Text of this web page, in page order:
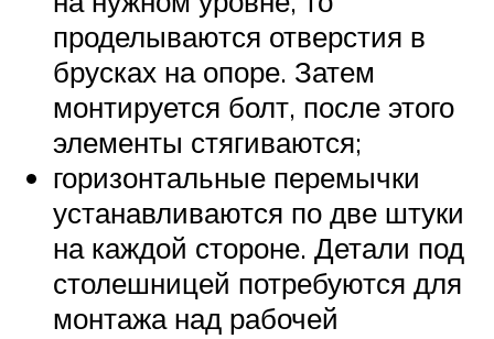
проделываются отверстия в
брусках на опоре. Затем
монтируется болт, после этого
элементы стягиваются;
горизонтальные перемычки
устанавливаются по две штуки
на каждой стороне. Детали под
столешницей потребуются для
монтажа над рабочей